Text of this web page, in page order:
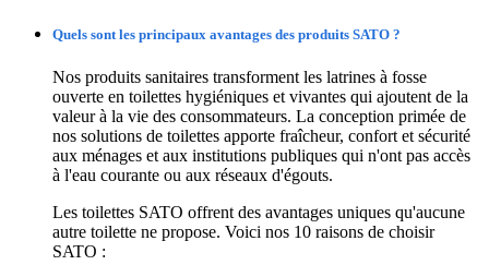
Quels sont les principaux avantages des produits SATO ?
Nos produits sanitaires transforment les latrines à fosse
ouverte en toilettes hygiéniques et vivantes qui ajoutent de la
valeur à la vie des consommateurs. La conception primée de
nos solutions de toilettes apporte fraîcheur, confort et sécurité
aux ménages et aux institutions publiques qui n'ont pas accès
à l'eau courante ou aux réseaux d'égouts.
Les toilettes SATO offrent des avantages uniques qu'aucune
autre toilette ne propose. Voici nos 10 raisons de choisir
SATO :